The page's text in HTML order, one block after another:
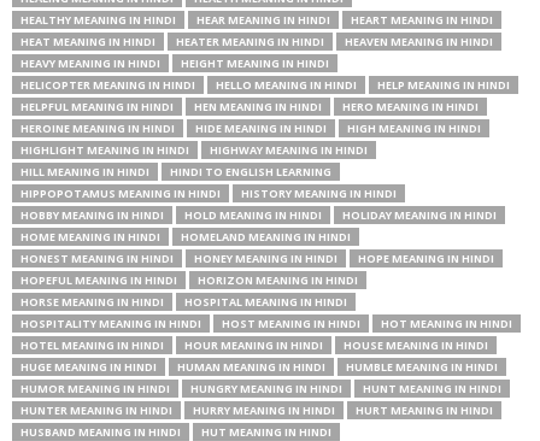
HEALTHY MEANING IN HINDI
HEAR MEANING IN HINDI
HEART MEANING IN HINDI
HEAT MEANING IN HINDI
HEATER MEANING IN HINDI
HEAVEN MEANING IN HINDI
HEAVY MEANING IN HINDI
HEIGHT MEANING IN HINDI
HELICOPTER MEANING IN HINDI
HELLO MEANING IN HINDI
HELP MEANING IN HINDI
HELPFUL MEANING IN HINDI
HEN MEANING IN HINDI
HERO MEANING IN HINDI
HEROINE MEANING IN HINDI
HIDE MEANING IN HINDI
HIGH MEANING IN HINDI
HIGHLIGHT MEANING IN HINDI
HIGHWAY MEANING IN HINDI
HILL MEANING IN HINDI
HINDI TO ENGLISH LEARNING
HIPPOPOTAMUS MEANING IN HINDI
HISTORY MEANING IN HINDI
HOBBY MEANING IN HINDI
HOLD MEANING IN HINDI
HOLIDAY MEANING IN HINDI
HOME MEANING IN HINDI
HOMELAND MEANING IN HINDI
HONEST MEANING IN HINDI
HONEY MEANING IN HINDI
HOPE MEANING IN HINDI
HOPEFUL MEANING IN HINDI
HORIZON MEANING IN HINDI
HORSE MEANING IN HINDI
HOSPITAL MEANING IN HINDI
HOSPITALITY MEANING IN HINDI
HOST MEANING IN HINDI
HOT MEANING IN HINDI
HOTEL MEANING IN HINDI
HOUR MEANING IN HINDI
HOUSE MEANING IN HINDI
HUGE MEANING IN HINDI
HUMAN MEANING IN HINDI
HUMBLE MEANING IN HINDI
HUMOR MEANING IN HINDI
HUNGRY MEANING IN HINDI
HUNT MEANING IN HINDI
HUNTER MEANING IN HINDI
HURRY MEANING IN HINDI
HURT MEANING IN HINDI
HUSBAND MEANING IN HINDI
HUT MEANING IN HINDI